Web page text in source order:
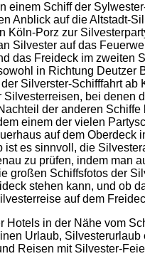
einem Schiff der
Anblick auf die Altstadt-
Köln-Porz zur
Silvester auf das
das Freideck im zweiten
in Richtung Deutzer
Silverster-Schifffahrt
Silvesterreisen, bei denen
der anderen
einem der vielen
auf dem Oberdeck
ist es sinnvoll, die
zu prüfen, indem man
großen Schiffsfotos der
stehen kann, und ob
auf dem
Hotels in der Nähe vom
Urlaub,
Reisen mit Silvester-